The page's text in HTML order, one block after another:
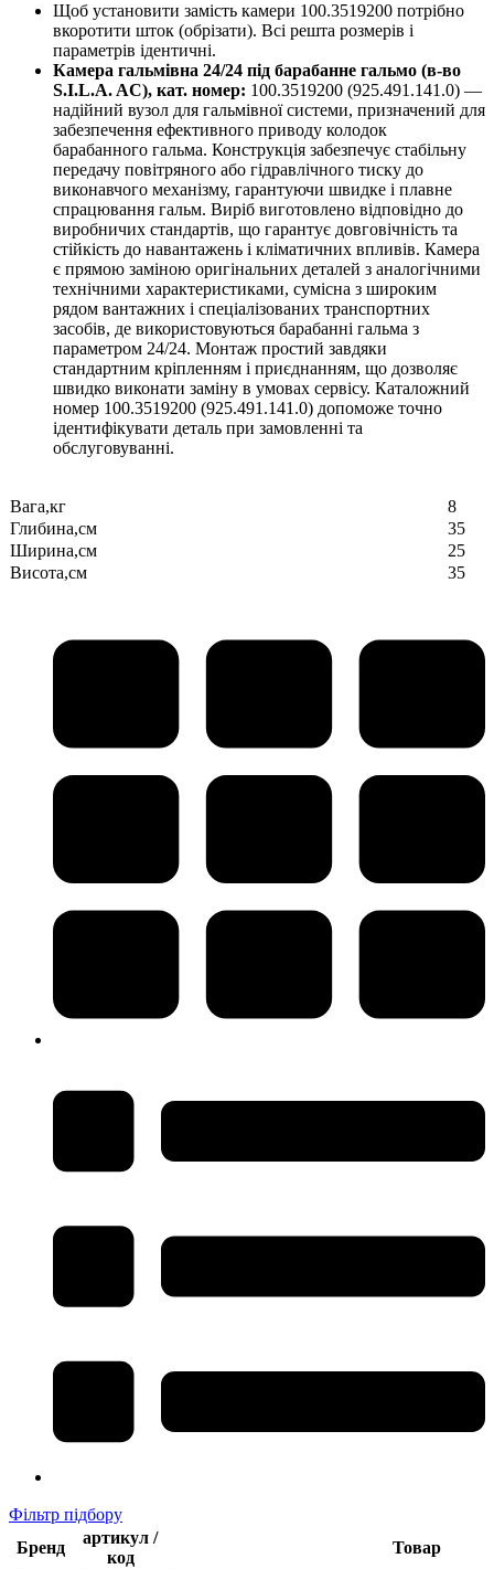
Щоб установити замість камери 100.3519200 потрібно
вкоротити шток (обрізати). Всі решта розмерів і
параметрів ідентичні.
Камера гальмівна 24/24 під барабанне гальмо (в-во
S.I.L.A. AC), кат. номер: 100.3519200 (925.491.141.0) —
надійний вузол для гальмівної системи, призначений для
забезпечення ефективного приводу колодок
барабанного гальма. Конструкція забезпечує стабільну
передачу повітряного або гідравлічного тиску до
виконавчого механізму, гарантуючи швидке і плавне
спрацювання гальм. Виріб виготовлено відповідно до
виробничих стандартів, що гарантує довговічність та
стійкість до навантажень і кліматичних впливів. Камера
є прямою заміною оригінальних деталей з аналогічними
технічними характеристиками, сумісна з широким
рядом вантажних і спеціалізованих транспортних
засобів, де використовуються барабанні гальма з
параметром 24/24. Монтаж простий завдяки
стандартним кріпленням і приєднанням, що дозволяє
швидко виконати заміну в умовах сервісу. Каталожний
номер 100.3519200 (925.491.141.0) допоможе точно
ідентифікувати деталь при замовленні та
обслуговуванні.
Вага,кг
8
Глибина,см
35
Ширина,см
25
Висота,см
35
Фільтр підбору
Бренд
артикул /
код
Товар